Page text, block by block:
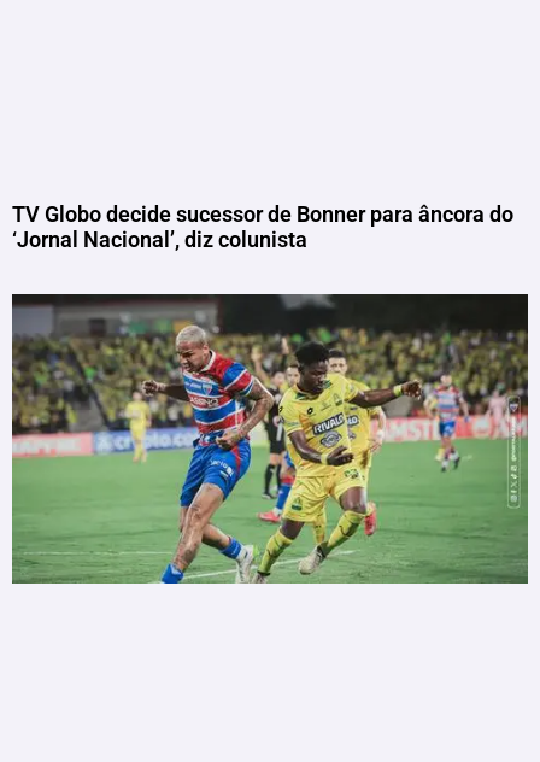
TV Globo decide sucessor de Bonner para âncora do
‘Jornal Nacional’, diz colunista